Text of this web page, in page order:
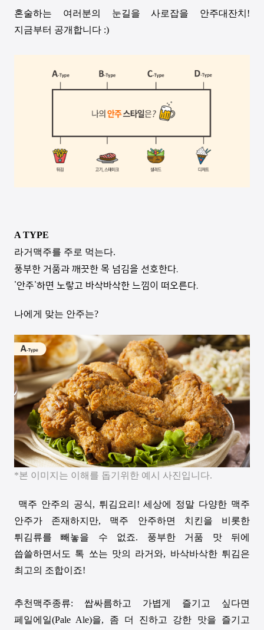
혼술하는 여러분의 눈길을 사로잡을 안주대잔치 !
지금부터 공개합니다 :)
A TYPE
라거맥주를 주로 먹는다.
풍부한 거품과 깨끗한 목 넘김을 선호한다.
'안주'하면 노랗고 바삭바삭한 느낌이 떠오른다.
나에게 맞는 안주는?
*본 이미지는 이해를 돕기위한 예시 사진입니다.
맥주 안주의 공식, 튀김요리 !세상에 정말 다양한 맥주
안주가 존재하지만, 맥주 안주하면 치킨을 비롯한
튀김류를 빼놓을 수 없죠. 풍부한 거품 맛 뒤에
씁쓸하면서도 톡 쏘는 맛의 라거와, 바삭바삭한 튀김은
최고의 조합이죠!
추천맥주종류: 쌉싸름하고 가볍게 즐기고 싶다면
페일에일(Pale Ale)을, 좀 더 진하고 강한 맛을 즐기고